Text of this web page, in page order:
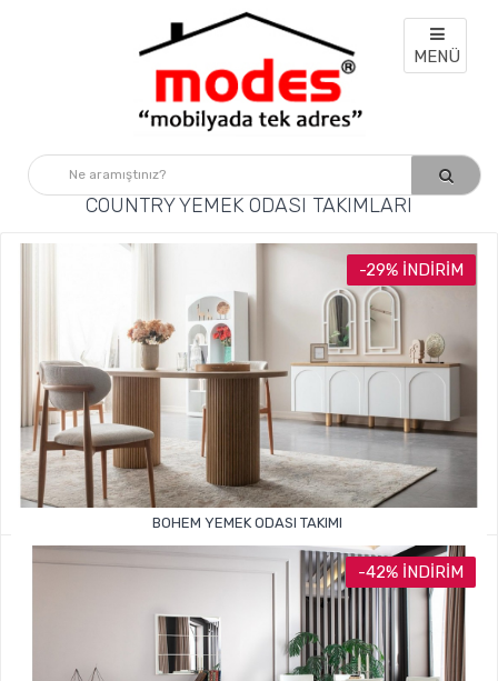
MENÜ
COUNTRY YEMEK ODASI TAKIMLARI
-29% İNDIRIM
BOHEM YEMEK ODASI TAKIMI
74.999TL
-42% İNDIRIM